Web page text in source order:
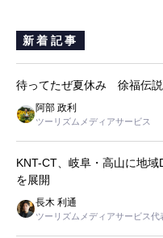
新着記事
待ってたぜ夏休み 徐福伝
阿部 政利
ツーリズムメディアサービス
KNT-CT、岐阜・高山に地
を展開
長木 利通
ツーリズムメディアサービス代